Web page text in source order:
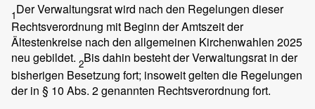
1Der Verwaltungsrat wird nach den Regelungen dieser
Rechtsverordnung mit Beginn der Amtszeit der
Ältestenkreise nach den allgemeinen Kirchenwahlen 2025
neu gebildet. 2Bis dahin besteht der Verwaltungsrat in der
bisherigen Besetzung fort; insoweit gelten die Regelungen
der in § 10 Abs. 2 genannten Rechtsverordnung fort.